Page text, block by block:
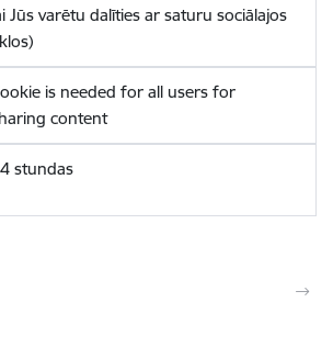
Jūs varētu dalīties ar saturu sociālajos
is needed for all users for
content
stundas